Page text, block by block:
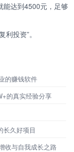
能达到4500元，足够
投资”。
的赚钱软件
的真实经验分享
长久好项目
收与自我成长之路